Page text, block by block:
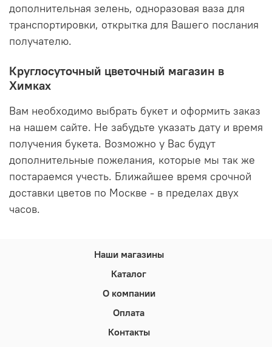
дополнительная зелень, одноразовая ваза для
транспортировки, открытка для Вашего послания
получателю.
Круглосуточный цветочный магазин в
Химках
Вам необходимо выбрать букет и оформить заказ
на нашем сайте. Не забудьте указать дату и время
получения букета. Возможно у Вас будут
дополнительные пожелания, которые мы так же
постараемся учесть. Ближайшее время срочной
доставки цветов по Москве - в пределах двух
часов.
Наши магазины
Каталог
О компании
Оплата
Контакты